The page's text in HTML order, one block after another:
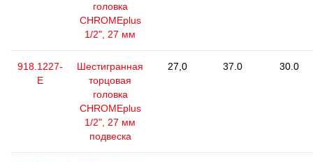
головка
CHROMEplus
1/2", 27 мм
918.1227-
E
Шестигранная
торцовая
головка
CHROMEplus
1/2", 27 мм
подвеска
27,0 37.0 30.0